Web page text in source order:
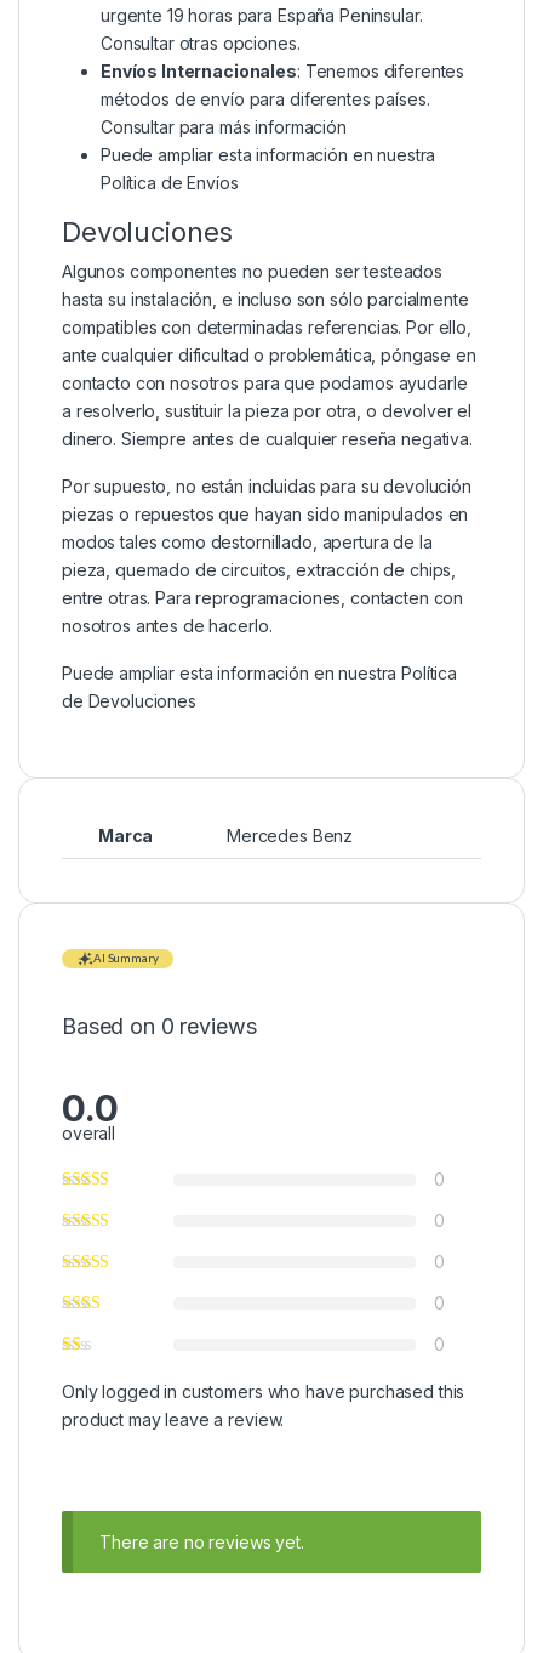
urgente 19 horas para España Peninsular.
Consultar otras opciones.
Envíos Internacionales: Tenemos diferentes
métodos de envío para diferentes países.
Consultar para más información
Puede ampliar esta información en nuestra
Política de Envíos
Devoluciones
Algunos componentes no pueden ser testeados
hasta su instalación, e incluso son sólo parcialmente
compatibles con determinadas referencias. Por ello,
ante cualquier dificultad o problemática, póngase en
contacto con nosotros para que podamos ayudarle
a resolverlo, sustituir la pieza por otra, o devolver el
dinero. Siempre antes de cualquier reseña negativa.
Por supuesto, no están incluidas para su devolución
piezas o repuestos que hayan sido manipulados en
modos tales como destornillado, apertura de la
pieza, quemado de circuitos, extracción de chips,
entre otras. Para reprogramaciones, contacten con
nosotros antes de hacerlo.
Puede ampliar esta información en nuestraPolítica
de Devoluciones
Marca Mercedes Benz
AI Summary
Based on 0 reviews
0.0
overall
0
0
0
0
0
Only logged in customers who have purchased this
product may leave a review.
There are no reviews yet.